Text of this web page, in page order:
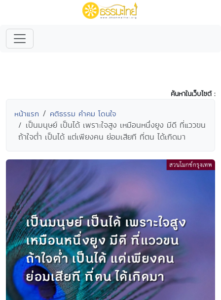
ค้นหาในเว็บไซต์ :
หน้าแรก คติธรรม คำคม โดนใจ
เป็นมนุษย์ เป็นได้ เพราะใจสูง เหมือนหนึ่งยูง มีดี ที่แววขน
ถ้าใจต่ำ เป็นได้ แต่เพียงคน ย่อมเสียที ที่ตน ได้เกิดมา